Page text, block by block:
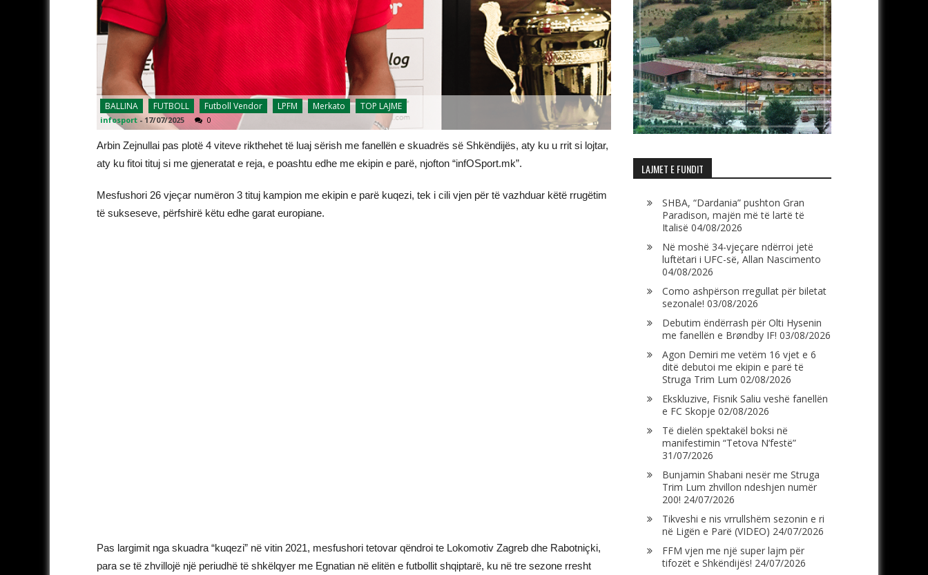
BALLINA FUTBOLL Futboll Vendor LPFM Merkato TOP LAJME
infosport - 17/07/2025 0
Arbin Zejnullai pas plotë 4 viteve rikthehet të luaj sërish me fanellën e skuadrës së Shkëndijës, aty ku u rrit si lojtar,
aty ku fitoi tituj si me gjeneratat e reja, e poashtu edhe me ekipin e parë, njofton “infOSport.mk”.
Mesfushori 26 vjeçar numëron 3 tituj kampion me ekipin e parë kuqezi, tek i cili vjen për të vazhduar këtë rrugëtim
të sukseseve, përfshirë këtu edhe garat europiane.
Pas largimit nga skuadra “kuqezi” në vitin 2021, mesfushori tetovar qëndroi te Lokomotiv Zagreb dhe Rabotniçki,
para se të zhvillojë një periudhë të shkëlqyer me Egnatian në elitën e futbollit shqiptarë, ku në tre sezone rresht
LAJMET E FUNDIT
SHBA, “Dardania” pushton Gran
Paradison, majën më të lartë të
Italisë 04/08/2026
Në moshë 34-vjeçare ndërroi jetë
luftëtari i UFC-së, Allan Nascimento
04/08/2026
Como ashpërson rregullat për biletat
sezonale! 03/08/2026
Debutim ëndërrash për Olti Hysenin
me fanellën e Brøndby IF! 03/08/2026
Agon Demiri me vetëm 16 vjet e 6
ditë debutoi me ekipin e parë të
Struga Trim Lum 02/08/2026
Ekskluzive, Fisnik Saliu veshë fanellën
e FC Skopje 02/08/2026
Të dielën spektakël boksi në
manifestimin “Tetova N’festë”
31/07/2026
Bunjamin Shabani nesër me Struga
Trim Lum zhvillon ndeshjen numër
200! 24/07/2026
Tikveshi e nis vrrullshëm sezonin e ri
në Ligën e Parë (VIDEO) 24/07/2026
FFM vjen me një super lajm për
tifozët e Shkëndijës! 24/07/2026